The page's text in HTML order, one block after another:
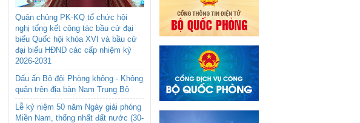
Quân chủng PK-KQ tổ chức hội
nghị tổng kết công tác bầu cử đại
biểu Quốc hội khóa XVI và bầu cử
đại biểu HĐND các cấp nhiệm kỳ
2026-2031
Dấu ấn Bộ đội Phòng không - Không
quân trên địa bàn Nam Trung Bộ
Lễ kỷ niệm 50 năm Ngày giải phóng
Miền Nam, thống nhất đất nước (30-